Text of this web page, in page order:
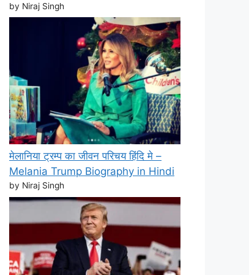
by Niraj Singh
मेलानिया ट्रम्प का जीवन परिचय हिंदि मे –
Melania Trump Biography in Hindi
by Niraj Singh